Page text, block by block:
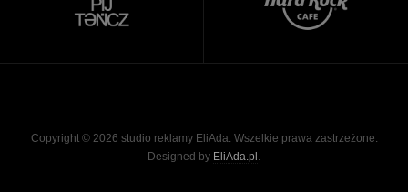
Copyright © 2026 studio reklamy EliAda. Wszelkie prawa zastrzeżone.
Designed by EliAda.pl .